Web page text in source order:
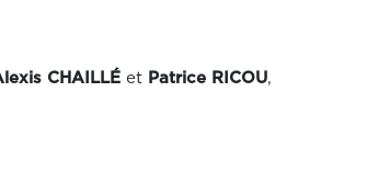
CHAILLÉ et Patrice RICOU,